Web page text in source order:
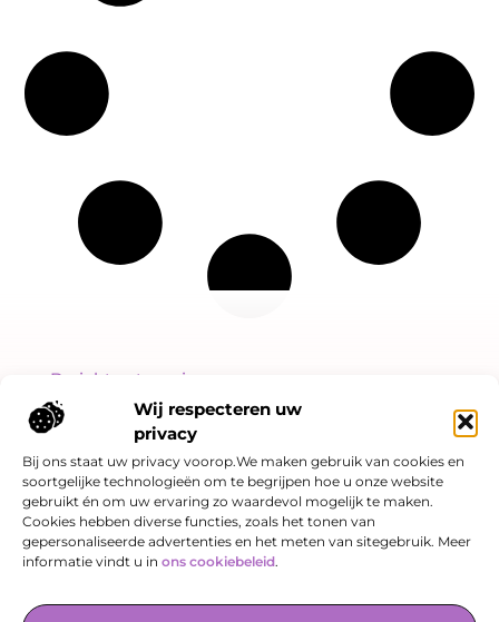
Wij respecteren uw
privacy
Bij ons staat uw privacy voorop.We maken gebruik van cookies en
soortgelijke technologieën om te begrijpen hoe u onze website
gebruikt én om uw ervaring zo waardevol mogelijk te maken.
Cookies hebben diverse functies, zoals het tonen van
gepersonaliseerde advertenties en het meten van sitegebruik. Meer
informatie vindt u in ons cookiebeleid.
De Verzamelplaats voor Blogs en Inzichten
Onze informatie
Bericht categorie